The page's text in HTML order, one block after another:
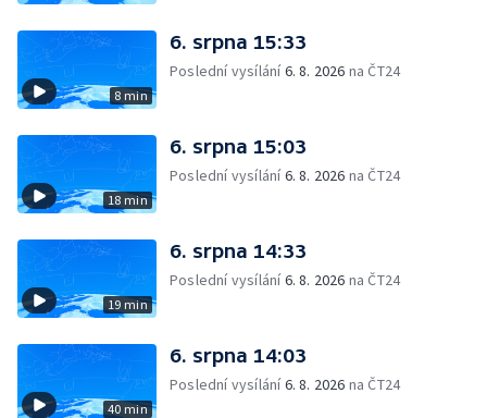
8 min
6. srpna 15:33
Poslední vysílání6. 8. 2026 na ČT24
18 min
6. srpna 15:03
Poslední vysílání6. 8. 2026 na ČT24
19 min
6. srpna 14:33
Poslední vysílání6. 8. 2026 na ČT24
40 min
6. srpna 14:03
Poslední vysílání6. 8. 2026 na ČT24